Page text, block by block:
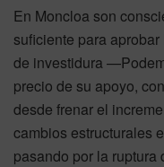
En Moncloa son
suficiente para
de investidura
precio de su apoyo,
desde frenar el
cambios estructurales
pasando por la ruptura